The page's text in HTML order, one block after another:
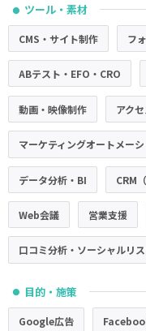
● ツール・素材
CMS・サイト制作 フ
ABテスト・EFO・CRO
動画・映像制作 アク
マーケティングオートメーシ
データ分析・BI CRM
Web会議 営業支援
口コミ分析・ソーシャルリ
● 目的・施策
Google広告